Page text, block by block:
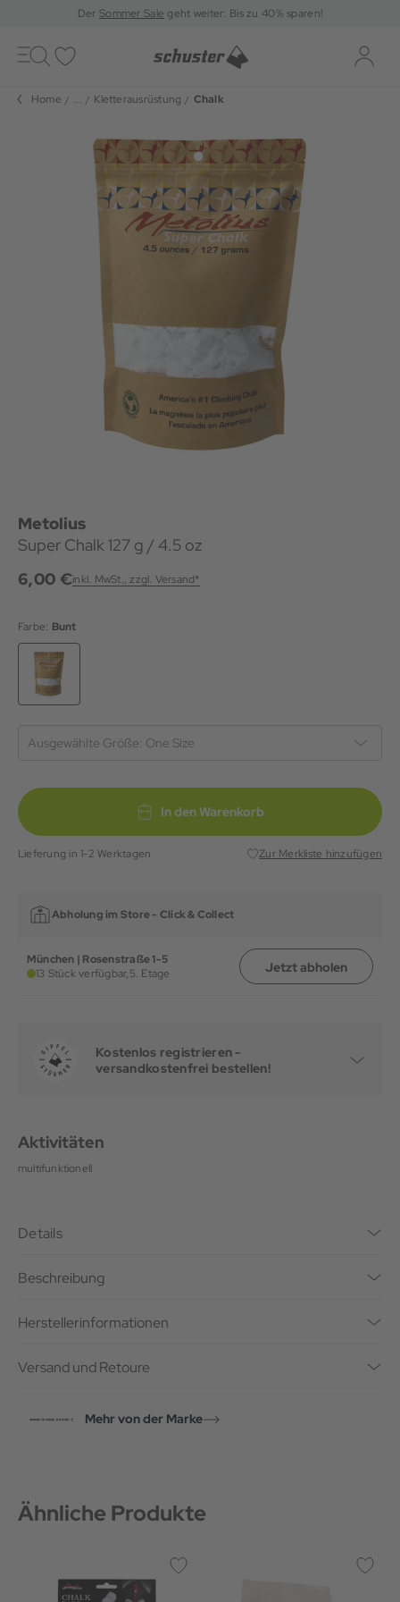
DerSommer Sale geht weiter: Bis zu 40% sparen!
Toggle
navigation
Home ... Kletterausrüstung Chalk
Metolius
Super Chalk 127 g / 4.5 oz
6,00 €inkl. MwSt., zzgl. Versand*
Farbe: Bunt
Ausgewählte Größe: One Size
In den Warenkorb
Lieferung in 1-2 Werktagen Zur Merkliste hinzufügen
Abholung im Store - Click & Collect
München | Rosenstraße 1-5
13 Stück verfügbar,5. Etage Jetzt abholen
Kostenlos registrieren -
versandkostenfrei bestellen!
Aktivitäten
multifunktionell
Details
Beschreibung
Herstellerinformationen
Versand und Retoure
Mehr von der Marke
Ähnliche Produkte